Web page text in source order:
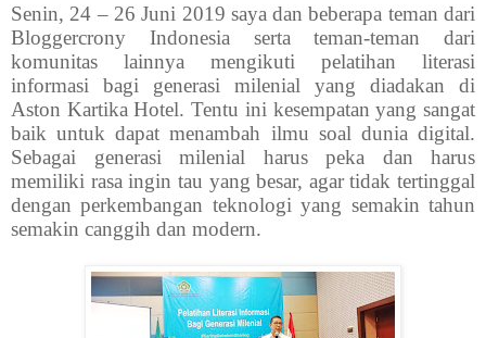
Senin, 24 – 26 Juni 2019 saya dan beberapa teman dari
Bloggercrony Indonesia serta teman-teman dari
komunitas lainnya mengikuti pelatihan literasi
informasi bagi generasi milenial yang diadakan di
Aston Kartika Hotel. Tentu ini kesempatan yang sangat
baik untuk dapat menambah ilmu soal dunia digital.
Sebagai generasi milenial harus peka dan harus
memiliki rasa ingin tau yang besar, agar tidak tertinggal
dengan perkembangan teknologi yang semakin tahun
semakin canggih dan modern.